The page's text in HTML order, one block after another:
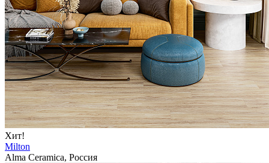
Хит!
Milton
Alma Ceramica, Россия